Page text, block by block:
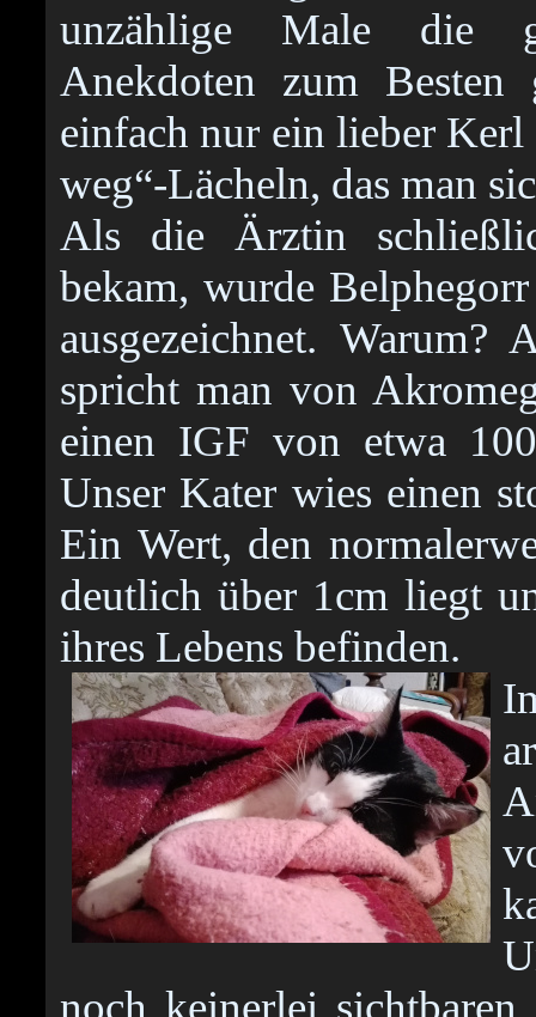
unzählige Male die
Anekdoten zum
einfach nur ein lieber
weg“-Lächeln, das man
Als die Ärztin
bekam, wurde
ausgezeichnet.
spricht man von
einen IGF von etwa
Unser Kater wies einen
Ein Wert, den
deutlich über 1cm liegt
ihres Lebens befinden.
noch keinerlei